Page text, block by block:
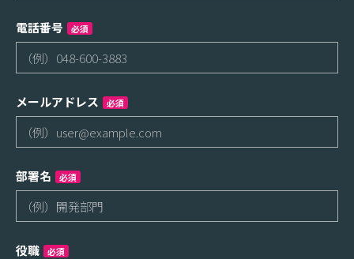
電話番号 必須
メールアドレス 必須
部署名 必須
役職 必須